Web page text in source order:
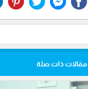
مقالات ذات صلة